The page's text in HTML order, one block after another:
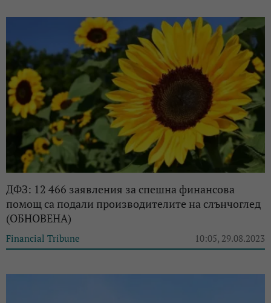
ДФЗ: 12 466 заявления за спешна финансова
помощ са подали производителите на слънчоглед
(ОБНОВЕНА)
Financial Tribune 10:05, 29.08.2023